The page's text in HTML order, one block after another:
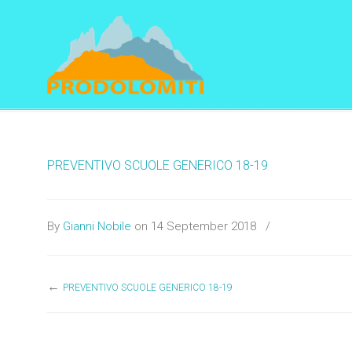
PREVENTIVO SCUOLE GENERICO 18-19
By Gianni Nobile on 14 September 2018 /
← PREVENTIVO SCUOLE GENERICO 18-19